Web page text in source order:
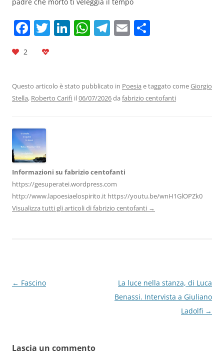
padre che morto ti veleggia il tempo
F
b
o
o
k
T Li
dI
n
W
A
p
T
a
m
E
vi
di
2
Questo articolo è stato pubblicato in Poesia e taggato comeGiorgio
Stella, Roberto Carifi il06/07/2026da fabrizio centofanti
Informazioni su fabrizio centofanti
https://gesuperatei.wordpress.com
http://www.lapoesiaelospirito.it https://youtu.be/wnH1GlOPZk0
Visualizza tutti gli articoli di fabrizio centofanti →
Navigazione
← Fascino
La luce nella stanza, di Luca
Benassi. Intervista a Giuliano
Ladolfi →
Lascia un commento